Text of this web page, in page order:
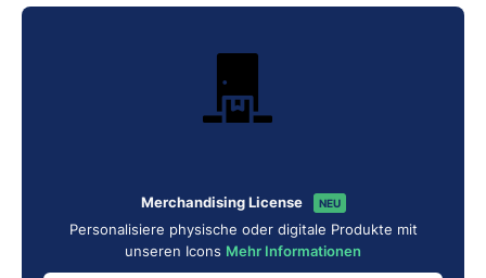
Merchandising License NEU
Personalisiere physische oder digitale Produkte mit
unseren Icons Mehr Informationen